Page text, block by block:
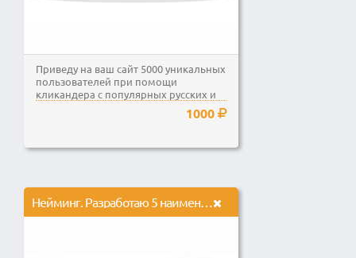
Приведу на ваш сайт 5000 уникальных
пользователей при помощи
кликандера с популярных русских и
1000